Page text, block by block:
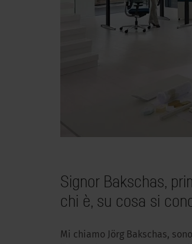
Signor Bakschas,
chi è, su cosa si
Mi chiamo Jörg Bakschas,